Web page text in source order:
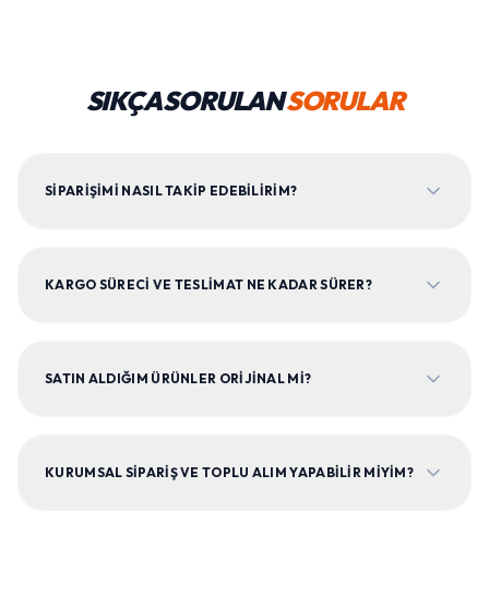
SIKÇA SORULANSORULAR
SIPARIŞIMI NASIL TAKIP EDEBILIRIM?
KARGO SÜRECI VE TESLIMAT NE KADAR SÜRER?
SATIN ALDIĞIM ÜRÜNLER ORIJINAL MI?
KURUMSAL SIPARIŞ VE TOPLU ALIM YAPABILIR MIYIM?